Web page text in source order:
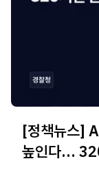
[정책뉴스]
높인다…